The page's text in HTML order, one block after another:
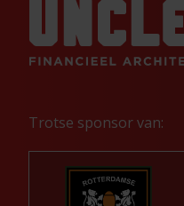
Trotse sponsor van: